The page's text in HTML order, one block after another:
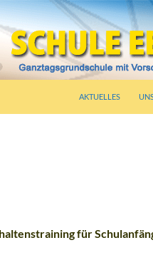
AKTUELLES
für